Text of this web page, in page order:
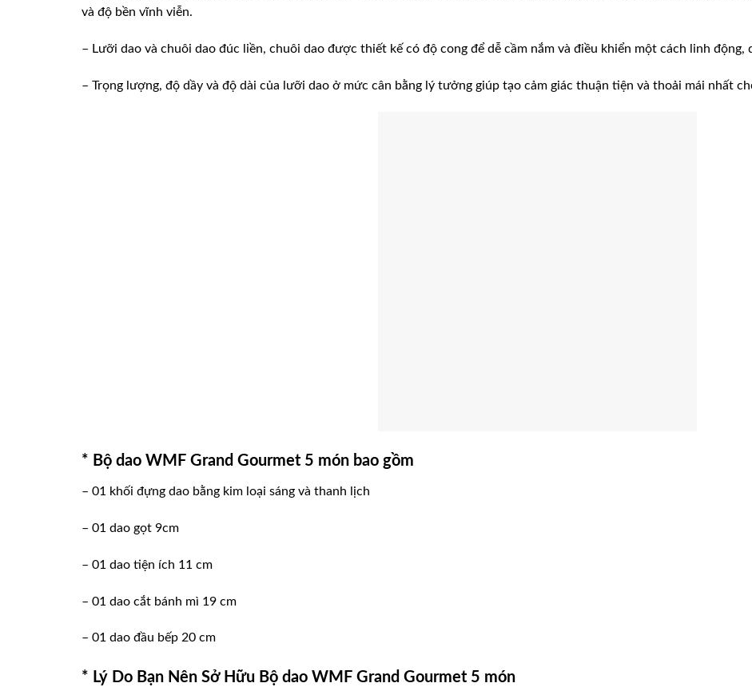
và độ bền vĩnh viễn.
– Lưỡi dao và chuôi dao đúc liền, chuôi dao được thiết kế có độ cong để dễ cầm nắm và điều khiển một cách linh động,
– Trọng lượng, độ dầy và độ dài của lưỡi dao ở mức cân bằng lý tưởng giúp tạo cảm giác thuận tiện và thoải mái nhất
* Bộ dao WMF Grand Gourmet 5 món bao gồm
– 01 khối đựng dao bằng kim loại sáng và thanh lịch
– 01 dao gọt 9cm
– 01 dao tiện ích 11 cm
– 01 dao cắt bánh mì 19 cm
– 01 dao đầu bếp 20 cm
* Lý Do Bạn Nên Sở Hữu Bộ dao WMF Grand Gourmet 5 món